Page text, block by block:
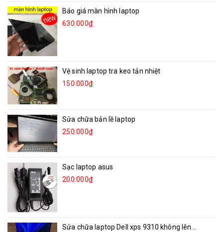
Báo giá màn hình laptop
630.000₫
Vệ sinh laptop tra keo tản nhiệt
150.000₫
Sửa chữa bản lề laptop
250.000₫
Sạc laptop asus
200.000₫
Sửa chữa laptop Dell xps 9310 không lên...